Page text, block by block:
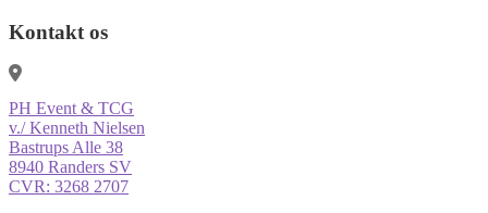
Kontakt os
PH Event & TCG
v./ Kenneth Nielsen
Bastrups Alle 38
8940 Randers SV
CVR: 3268 2707